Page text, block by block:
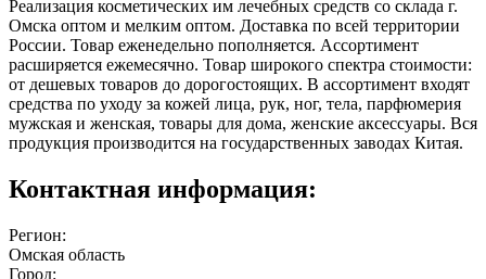
Реализация косметических им лечебных средств со склада г.
Омска оптом и мелким оптом. Доставка по всей территории
России. Товар еженедельно пополняется. Ассортимент
расширяется ежемесячно. Товар широкого спектра стоимости:
от дешевых товаров до дорогостоящих. В ассортимент входят
средства по уходу за кожей лица, рук, ног, тела, парфюмерия
мужская и женская, товары для дома, женские аксессуары. Вся
продукция производится на государственных заводах Китая.
Контактная информация:
Регион:
Омская область
Город: